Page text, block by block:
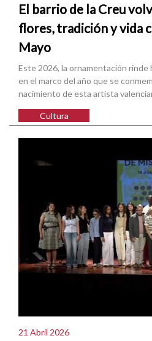
El barrio de la Creu
flores, tradición y vida
Mayo
Este 2026, la ornamentación rinde
en el marco del año que se
nacimiento de esta artista
Cultura
21 Abril 2026